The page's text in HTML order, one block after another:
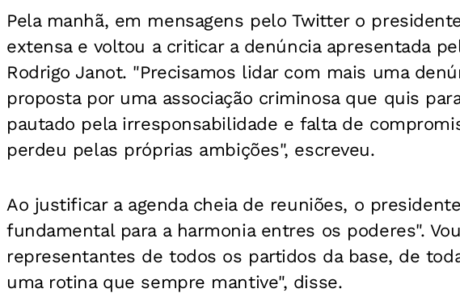
Pela manhã, em mensagens pelo Twitter o
extensa e voltou a criticar a denúncia apresentada
Rodrigo Janot. "Precisamos lidar com mais uma
proposta por uma associação criminosa que quis
pautado pela irresponsabilidade e falta de
perdeu pelas próprias ambições", escreveu.
Ao justificar a agenda cheia de reuniões, o
fundamental para a harmonia entres os poderes".
representantes de todos os partidos da base, de
uma rotina que sempre mantive", disse.